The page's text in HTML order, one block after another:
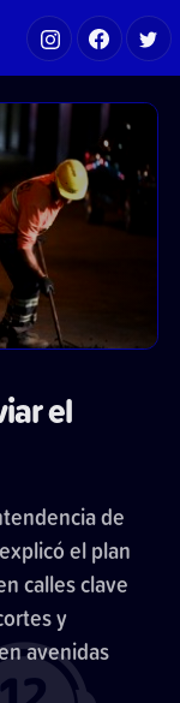
el
de
el plan
calles clave
y
avenidas